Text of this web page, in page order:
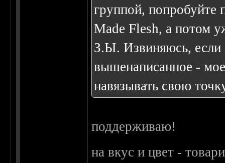
группой,
Made Flesh, а потом
З.Ы. Извиняюсь, если
вышенаписанное -
навязывать свою
поддерживаю!
на вкус и цвет -